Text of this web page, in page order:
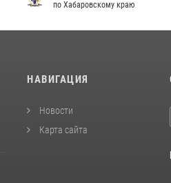
по Хабаровскому краю
НАВИГАЦИЯ
Новости
Карта сайта